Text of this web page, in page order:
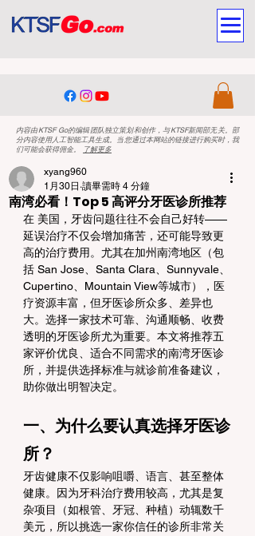
内容由KTSF Go的编辑团队独立策划和创作，与KTSF新闻部无关。部
分内容使用人工智能工具生成。当您通过本网站的链接进行购买时，我
们可能会获得佣金。
了解更多
南湾必看！Top 5 高评分牙医诊所推荐
xyang960
1月30日 讀畢需時 4 分鐘
在 美国，牙齿问题往往不会自己好转——
延误治疗不仅会增加痛苦，还可能导致更
高的治疗费用。尤其在加州南湾地区（包
括 San Jose、Santa Clara、Sunnyvale、
Cupertino、Mountain View等城市），医
疗资源丰富，但牙医诊所众多、差异也
大。选择一家技术可靠、沟通顺畅、收费
透明的牙医诊所尤为重要。本文将推荐五
家评价优良、适合不同需求的南湾牙医诊
所，并提供选择标准与就诊前准备建议，
助你做出明智决定。
一、为什么要认真选择牙医诊
所？
牙齿健康不仅影响咀嚼、语言、甚至整体
健康。因为牙科治疗费用较高，尤其是复
杂项目（如根管、牙冠、种植）动辄数千
美元，所以挑选一家你信任的诊所非常关